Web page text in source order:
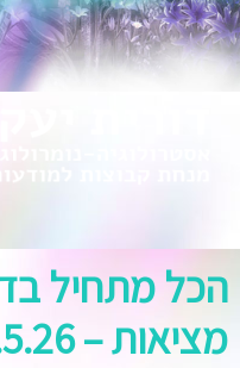
הכל מתחיל
מציאות – 14.5.26